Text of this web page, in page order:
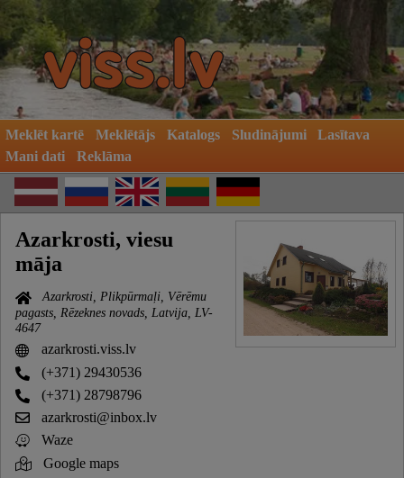
Meklēt kartē Meklētājs Katalogs Sludinājumi
Lasītava
Mani dati
Reklāma
Azarkrosti, viesu
māja
Azarkrosti, Plikpūrmaļi, Vērēmu
pagasts, Rēzeknes novads, Latvija, LV-
4647
azarkrosti.viss.lv
(+371) 29430536
(+371) 28798796
azarkrosti@inbox.lv
Waze
Google maps